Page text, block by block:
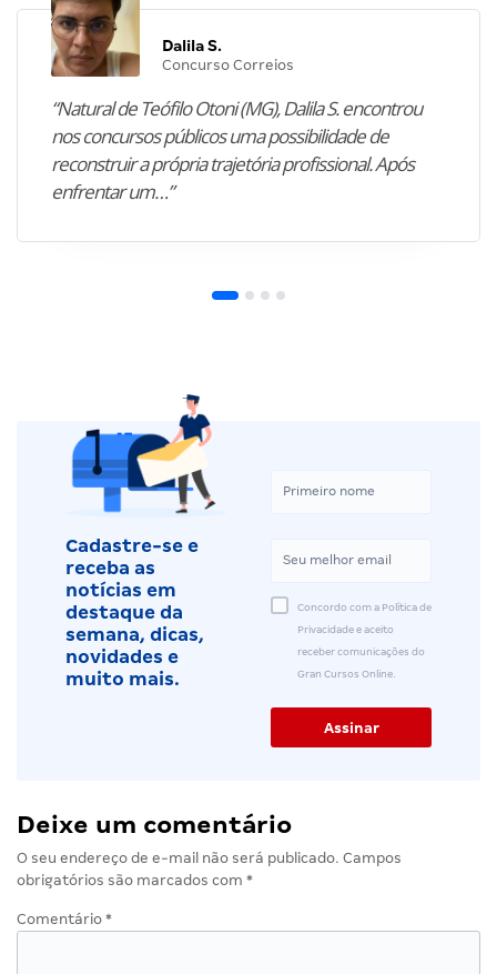
Dalila S.
Concurso Correios
“Natural de Teófilo Otoni (MG), Dalila S. encontrou
nos concursos públicos uma possibilidade de
reconstruir a própria trajetória profissional. Após
enfrentar um…”
Cadastre-se e
receba as
notícias em
destaque da
semana, dicas,
novidades e
muito mais.
Concordo com a Política de
Privacidade e aceito
receber comunicações do
Gran Cursos Online.
Deixe um comentário
O seu endereço de e-mail não será publicado. Campos
obrigatórios são marcados com *
Comentário *